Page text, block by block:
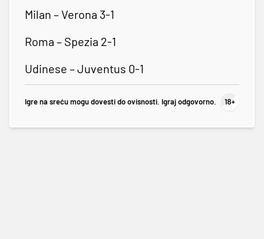
Milan – Verona 3-1
Roma – Spezia 2-1
Udinese – Juventus 0-1
Igre na sreću mogu dovesti do ovisnosti. Igraj odgovorno.